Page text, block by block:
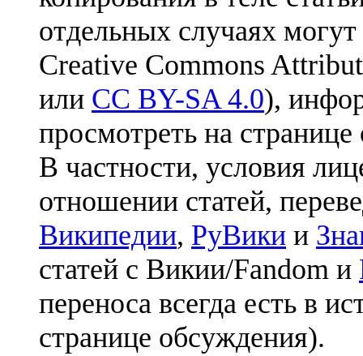
отдельных случаях
Creative Commons
или CC BY-SA 4.0),
просмотреть на
В частности, условия
отношении статей,
Википедии, РуВики и
статей с Викии/Fandom и
переноса всегда есть в
странице обсуждения).